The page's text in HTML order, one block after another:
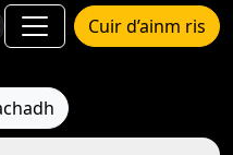
Cuir d’ainm ris